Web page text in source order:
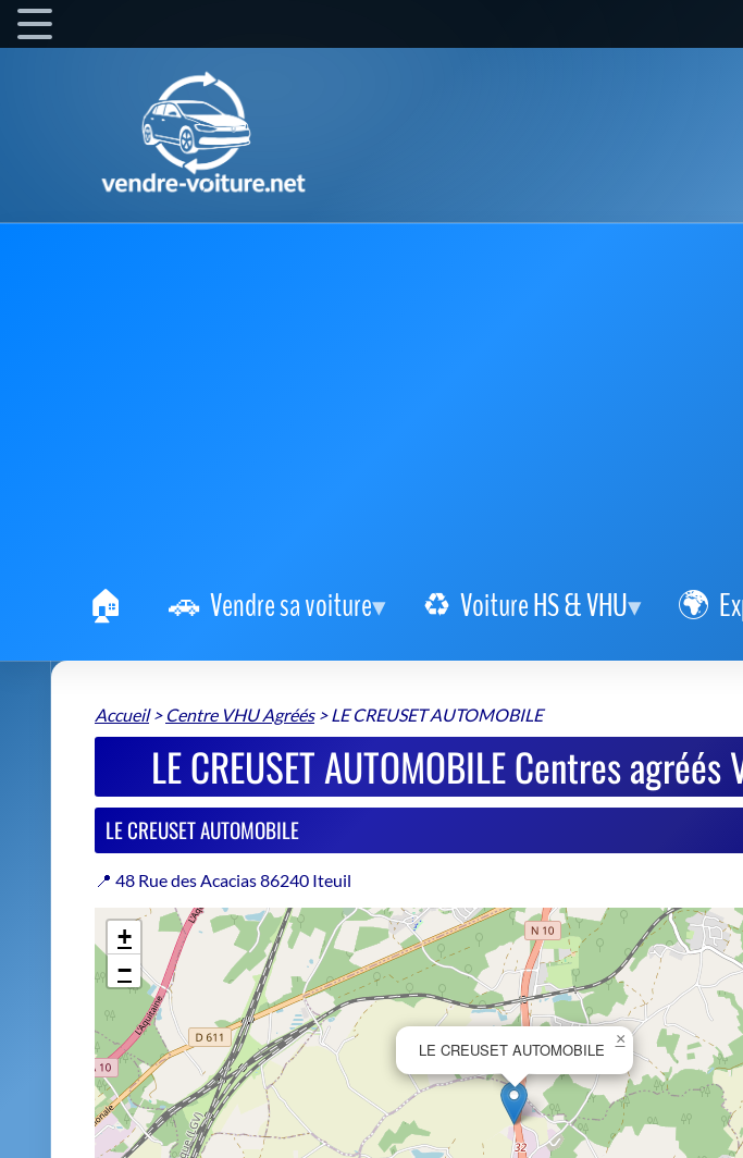
Vendre sa voiture Voiture HS & VHU
Accueil> Centre VHU Agréés>LE CREUSET AUTOMOBILE
LE CREUSET AUTOMOBILE Centres
LE CREUSET AUTOMOBILE
📍 48 Rue des Acacias 86240 Iteuil
LE CREUSET AUTOMOBILE
×
+
−